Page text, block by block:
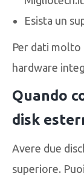
Esista un
Per dati molto
hardware
Quando
disk
Avere due
superiore.